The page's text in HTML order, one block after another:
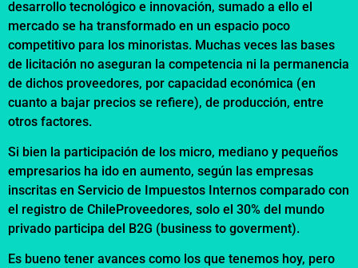
desarrollo tecnológico e innovación, sumado a ello el
mercado se ha transformado en un espacio poco
competitivo para los minoristas. Muchas veces las bases
de licitación no aseguran la competencia ni la permanencia
de dichos proveedores, por capacidad económica (en
cuanto a bajar precios se refiere), de producción, entre
otros factores.
Si bien la participación de los micro, mediano y pequeños
empresarios ha ido en aumento, según las empresas
inscritas en Servicio de Impuestos Internos comparado con
el registro de ChileProveedores, solo el 30% del mundo
privado participa del B2G (business to goverment).
Es bueno tener avances como los que tenemos hoy, pero